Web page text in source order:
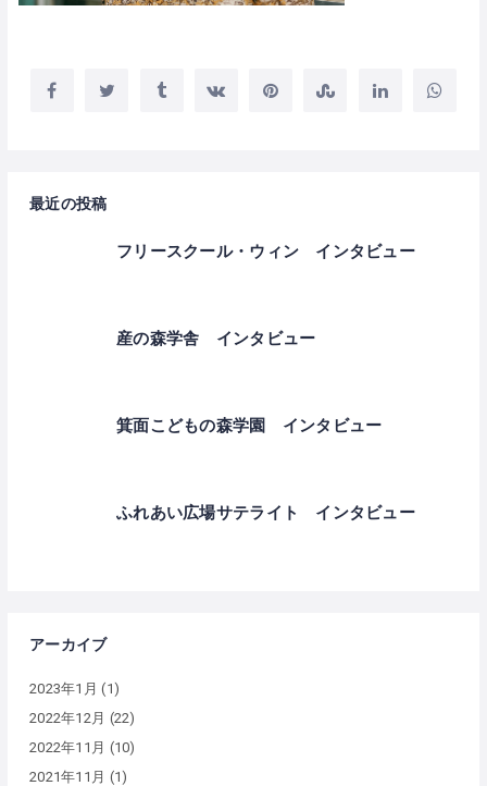
最近の投稿
フリースクール・ウィン インタビュー
産の森学舎 インタビュー
箕面こどもの森学園 インタビュー
ふれあい広場サテライト インタビュー
アーカイブ
2023年1月 (1)
2022年12月 (22)
2022年11月 (10)
2021年11月 (1)